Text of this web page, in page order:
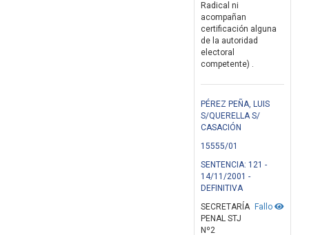
Radical ni
acompañan
certificación alguna
de la autoridad
electoral
competente) .
PÉREZ PEÑA, LUIS
S/QUERELLA S/
CASACIÓN
15555/01
SENTENCIA: 121 -
14/11/2001 -
DEFINITIVA
Fallo
SECRETARÍA
PENAL STJ
Nº2